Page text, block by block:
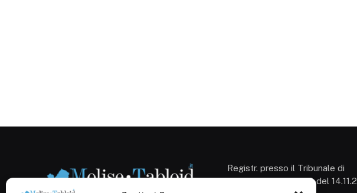
Registr. presso il Tribunale di
Campobasso: 3/2013 del